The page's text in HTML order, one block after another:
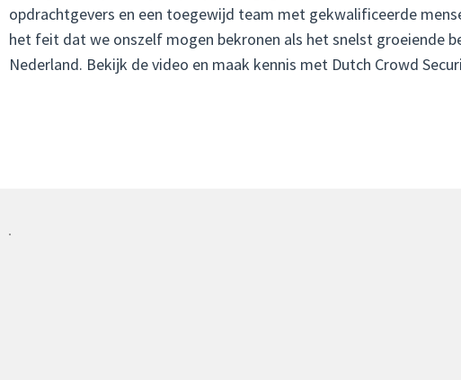
opdrachtgevers en een toegewijd team met gekwalificeerde
het feit dat we onszelf mogen bekronen als het snelst groeiende
Nederland. Bekijk de video en maak kennis met Dutch Crowd